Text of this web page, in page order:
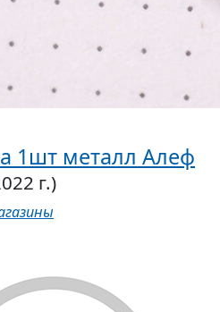
1шт металл Алеф
г.)